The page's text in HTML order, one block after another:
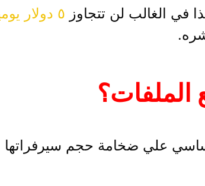
في الغالب لن تتجاوز ٥ دولار يوميا
الملفات؟
علي ضخامة حجم سيرفراتها